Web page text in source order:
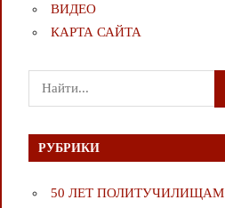
ВИДЕО
КАРТА САЙТА
Поиск
для:
РУБРИКИ
50 ЛЕТ ПОЛИТУЧИЛИЩАМ